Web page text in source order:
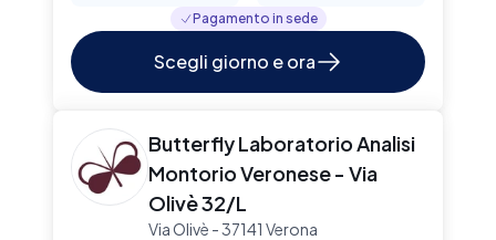
Pagamento in sede
Scegli giorno e ora
Butterfly Laboratorio Analisi
Montorio Veronese - Via
Olivè 32/L
Via Olivè - 37141 Verona